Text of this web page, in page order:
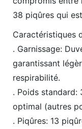
38 piqûres qui
Caractéristiques
. Garnissage:
garantissant
respirabilité.
. Poids
optimal (autres
. Piqûres: 13